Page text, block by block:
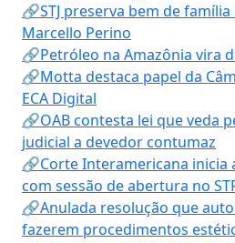
🔗STJ preserva bem de
Marcello Perino
🔗Petróleo na Amazônia vira
🔗Motta destaca papel da
ECA Digital
🔗OAB contesta lei que veda
judicial a devedor contumaz
🔗Corte Interamericana inicia
com sessão de abertura no
🔗Anulada resolução que
fazerem procedimentos